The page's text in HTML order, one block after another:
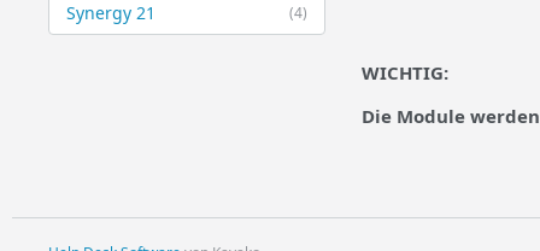
(4)
Synergy 21
WICHTIG:
Die Module